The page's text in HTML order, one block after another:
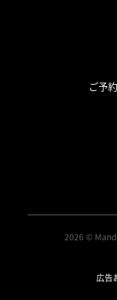
ご予
2026 ©
広告